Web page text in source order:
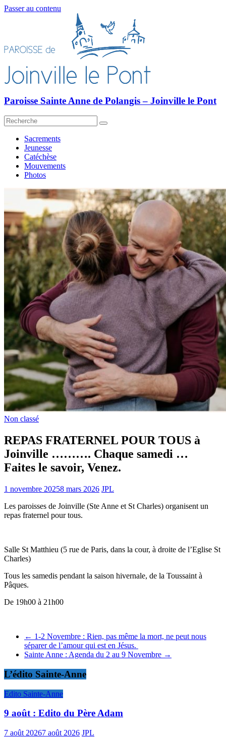
Passer au contenu
Paroisse Sainte Anne de Polangis – Joinville le Pont
Sacrements
Jeunesse
Catéchèse
Mouvements
Photos
Non classé
REPAS FRATERNEL POUR TOUS à
Joinville ………. Chaque samedi …
Faites le savoir, Venez.
1 novembre 20258 mars 2026 JPL
Les paroisses de Joinville (Ste Anne et St Charles) organisent un
repas fraternel pour tous.
Salle St Matthieu (5 rue de Paris, dans la cour, à droite de l’Eglise St
Charles)
Tous les samedis pendant la saison hivernale, de la Toussaint à
Pâques.
De 19h00 à 21h00
← 1-2 Novembre : Rien, pas même la mort, ne peut nous
séparer de l’amour qui est en Jésus.
Sainte Anne : Agenda du 2 au 9 Novembre →
L’édito Sainte-Anne
Edito Sainte-Anne
9 août : Edito du Père Adam
7 août 20267 août 2026 JPL